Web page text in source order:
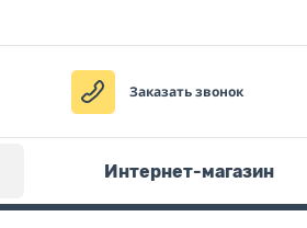
Заказать звонок
Интернет-магазин